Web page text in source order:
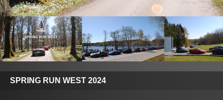
SPRING RUN WEST 2024